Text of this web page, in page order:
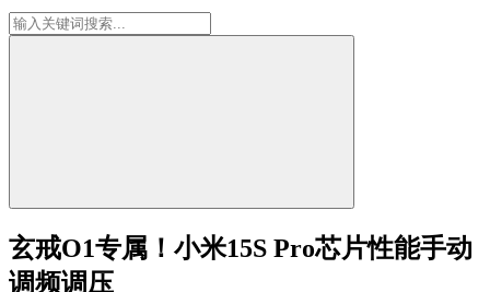
玄戒O1专属！小米15S Pro芯片性能手动
调频调压